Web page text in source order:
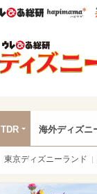
ウレぴあ
TDR 海外ディズニ
東京ディズニーランド